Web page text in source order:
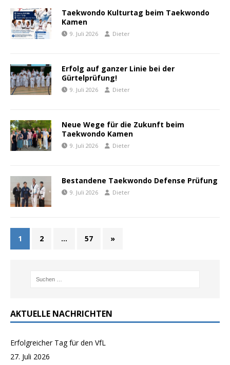
Taekwondo Kulturtag beim Taekwondo
Kamen
9. Juli 2026 Dieter
Erfolg auf ganzer Linie bei der
Gürtelprüfung!
9. Juli 2026 Dieter
Neue Wege für die Zukunft beim
Taekwondo Kamen
9. Juli 2026 Dieter
Bestandene Taekwondo Defense Prüfung
9. Juli 2026 Dieter
1 2 … 57 »
AKTUELLE NACHRICHTEN
Erfolgreicher Tag für den VfL
27. Juli 2026